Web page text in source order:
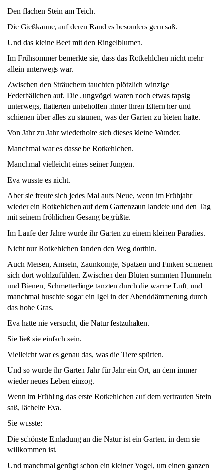
Den flachen Stein am Teich.
Die Gießkanne, auf deren Rand es besonders gern saß.
Und das kleine Beet mit den Ringelblumen.
Im Frühsommer bemerkte sie, dass das Rotkehlchen nicht mehr
allein unterwegs war.
Zwischen den Sträuchern tauchten plötzlich winzige
Federbällchen auf. Die Jungvögel waren noch etwas tapsig
unterwegs, flatterten unbeholfen hinter ihren Eltern her und
schienen über alles zu staunen, was der Garten zu bieten hatte.
Von Jahr zu Jahr wiederholte sich dieses kleine Wunder.
Manchmal war es dasselbe Rotkehlchen.
Manchmal vielleicht eines seiner Jungen.
Eva wusste es nicht.
Aber sie freute sich jedes Mal aufs Neue, wenn im Frühjahr
wieder ein Rotkehlchen auf dem Gartenzaun landete und den Tag
mit seinem fröhlichen Gesang begrüßte.
Im Laufe der Jahre wurde ihr Garten zu einem kleinen Paradies.
Nicht nur Rotkehlchen fanden den Weg dorthin.
Auch Meisen, Amseln, Zaunkönige, Spatzen und Finken schienen
sich dort wohlzufühlen. Zwischen den Blüten summten Hummeln
und Bienen, Schmetterlinge tanzten durch die warme Luft, und
manchmal huschte sogar ein Igel in der Abenddämmerung durch
das hohe Gras.
Eva hatte nie versucht, die Natur festzuhalten.
Sie ließ sie einfach sein.
Vielleicht war es genau das, was die Tiere spürten.
Und so wurde ihr Garten Jahr für Jahr ein Ort, an dem immer
wieder neues Leben einzog.
Wenn im Frühling das erste Rotkehlchen auf dem vertrauten Stein
saß, lächelte Eva.
Sie wusste:
Die schönste Einladung an die Natur ist ein Garten, in dem sie
willkommen ist.
Und manchmal genügt schon ein kleiner Vogel, um einen ganzen